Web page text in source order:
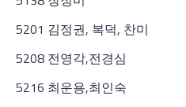
5201 김정권, 복덕, 찬미
5208 전영각,전경심
5216 최운용,최인숙